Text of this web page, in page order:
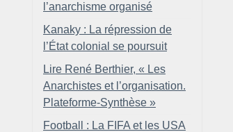
l’anarchisme organisé
Kanaky : La répression de
l’État colonial se poursuit
Lire René Berthier, « Les
Anarchistes et l’organisation.
Plateforme-Synthèse »
Football : La FIFA et les USA